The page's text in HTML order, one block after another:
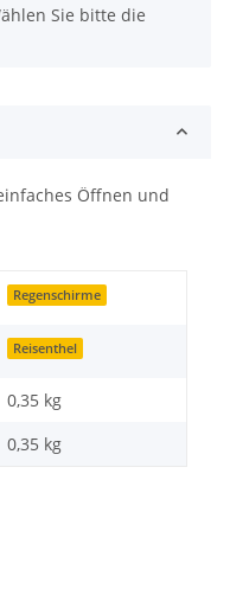
Sie bitte die
Öffnen und
Regenschirme
Reisenthel
0,35 kg
0,35 kg